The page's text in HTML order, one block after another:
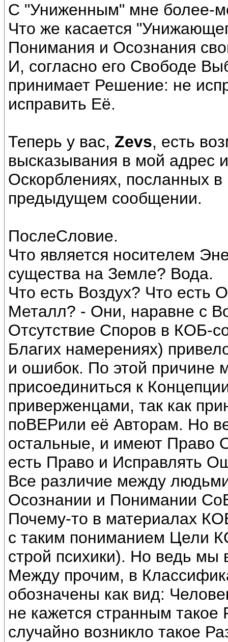
С "Униженным" мне более-
Что же касается
Понимания и Осознания
И, согласно его Свободе
принимает Решение: не
исправить Её.
Теперь у вас, Zevs, есть
высказывания в мой адрес
Оскорблениях, посланных
предыдущем сообщении.
ПослеСловие.
Что является носителем
существа на Земле? Вода.
Что есть Воздух? Что есть
Металл? - Они, наравне с
Отсутствие Споров в КОБ-
Благих намерениях)
и ошибок. По этой причине
присоединиться к
приверженцами, так как
поВЕРили её Авторам. Но
остальные, и имеют Право
есть Право и Исправлять
Все различие между
Осознании и Понимании
Почему-то в материалах
с таким пониманием Цели
строй психики). Но ведь мы
Между прочим, в
обозначены как вид:
не кажется странным
случайно возникло такое